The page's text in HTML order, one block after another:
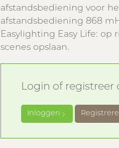
afstandsbediening voor
afstandsbediening 868
Easylighting Easy Life:
scenes opslaan.
Login of registreer
Inloggen